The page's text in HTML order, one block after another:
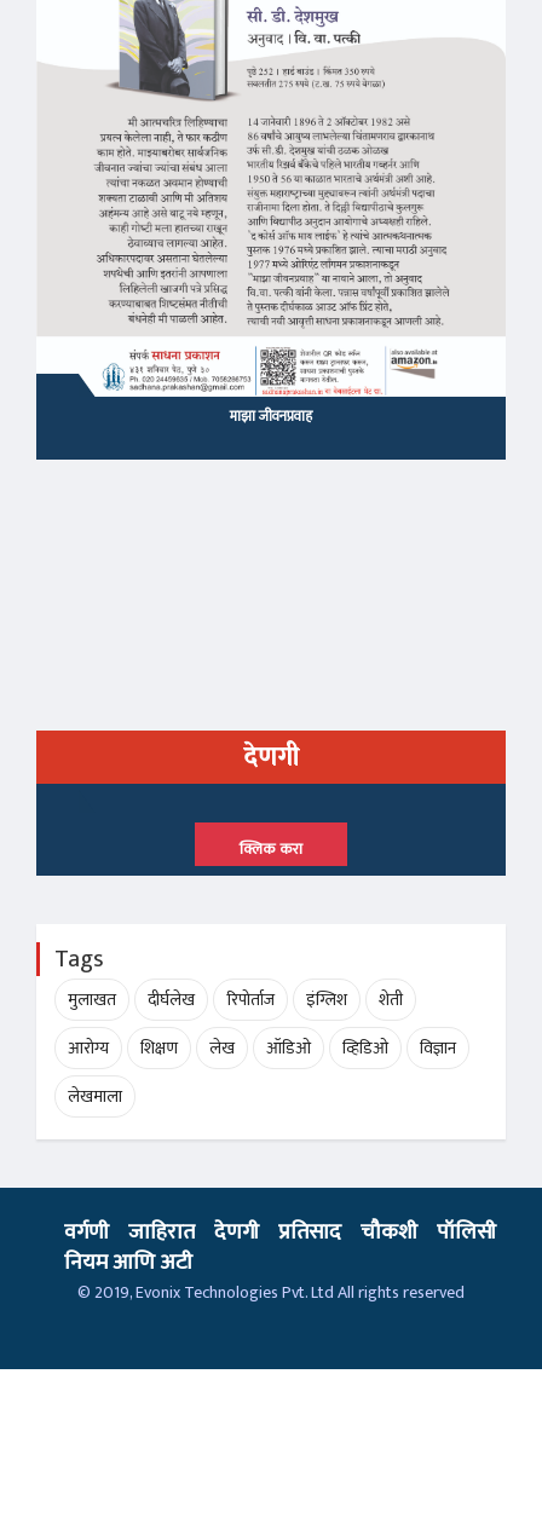
माझा जीवनप्रवाह
देणगी
क्लिक करा
Tags
मुलाखत दीर्घलेख रिपोर्ताज इंग्लिश
शेती
आरोग्य
शिक्षण लेख ऑडिओ व्हिडिओ
विज्ञान
लेखमाला
वर्गणी जाहिरात देणगी प्रतिसाद चौकशी पॉलिसी
नियम आणि अटी
© 2019,Evonix Technologies Pvt. LtdAll rights reserved